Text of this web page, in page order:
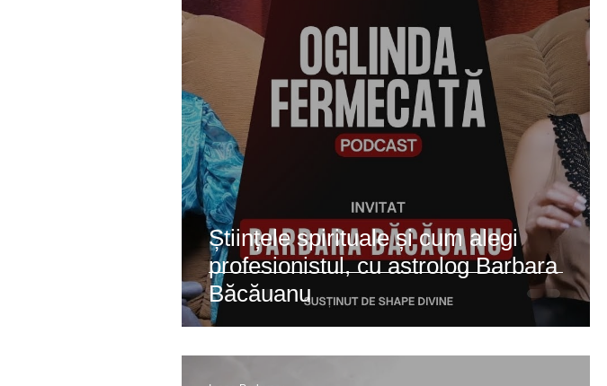
Psihologie
Științele spirituale și cum alegi
profesionistul, cu astrolog Barbara
Băcăuanu